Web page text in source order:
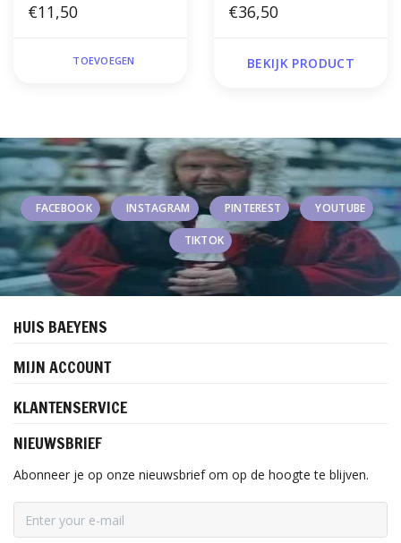
€11,50
TOEVOEGEN
€36,50
BEKIJK PRODUCT
FACEBOOK INSTAGRAM PINTEREST YOUTUBE
TIKTOK
HUIS BAEYENS
MIJN ACCOUNT
KLANTENSERVICE
NIEUWSBRIEF
Abonneer je op onze nieuwsbrief om op de hoogte te blijven.